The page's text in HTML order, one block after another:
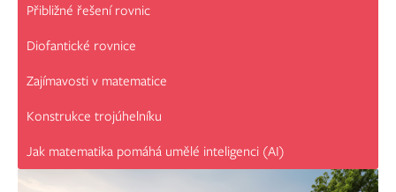
Přibližné řešení rovnic
Diofantické rovnice
Zajímavosti v matematice
Konstrukce trojúhelníku
Jak matematika pomáhá umělé inteligenci (AI)